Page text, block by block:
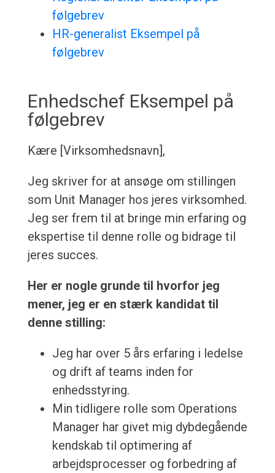
følgebrev
HR-generalist Eksempel på
følgebrev
Enhedschef Eksempel på
følgebrev
Kære [Virksomhedsnavn],
Jeg skriver for at ansøge om stillingen
som Unit Manager hos jeres virksomhed.
Jeg ser frem til at bringe min erfaring og
ekspertise til denne rolle og bidrage til
jeres succes.
Her er nogle grunde til hvorfor jeg
mener, jeg er en stærk kandidat til
denne stilling:
Jeg har over 5 års erfaring i ledelse
og drift af teams inden for
enhedsstyring.
Min tidligere rolle som Operations
Manager har givet mig dybdegående
kendskab til optimering af
arbejdsprocesser og forbedring af